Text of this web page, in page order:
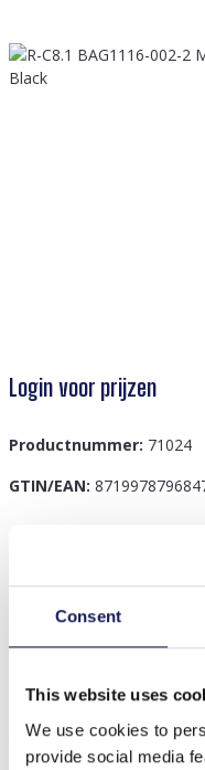
Consent
This website uses
We use cookies to
provide social media
Afbeeldingengalerij
Login voor prijzen
Productnummer: 71024
GTIN/EAN:
R-C8.1 BAG1116-
Anderen kochten ook